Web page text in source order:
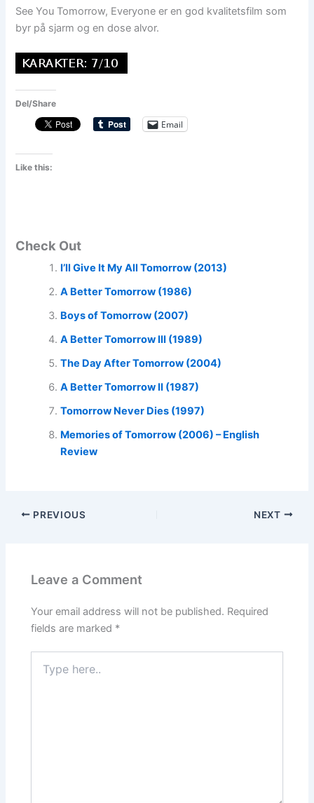
See You Tomorrow, Everyone er en god kvalitetsfilm som
byr på sjarm og en dose alvor.
Del/Share
Email
Like this:
Check Out
I’ll Give It My All Tomorrow (2013)
A Better Tomorrow (1986)
Boys of Tomorrow (2007)
A Better Tomorrow III (1989)
The Day After Tomorrow (2004)
A Better Tomorrow II (1987)
Tomorrow Never Dies (1997)
Memories of Tomorrow (2006) – English
Review
PREVIOUS NEXT
Leave a Comment
Your email address will not be published. Required
fields are marked *
here..